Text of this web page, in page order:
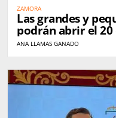
ZAMORA
Las grandes y
podrán abrir el
ANA LLAMAS GANADO